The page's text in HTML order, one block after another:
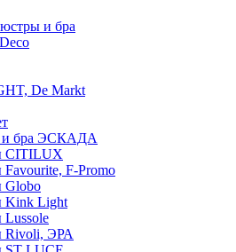
и бра
De Markt
и бра ЭСКАДА
CITILUX
F-Promo
Globo
Kink Light
Rivoli, ЭРА